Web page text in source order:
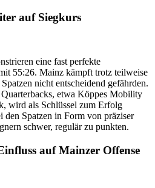
auf Siegkurs
eine fast perfekte
55:26. Mainz kämpft trotz teilweise
nicht entscheidend gefährden.
etwa Köppes Mobility
wird als Schlüssel zum Erfolg
den Spatzen in Form von präziser
schwer, regulär zu punkten.
auf Mainzer Offense